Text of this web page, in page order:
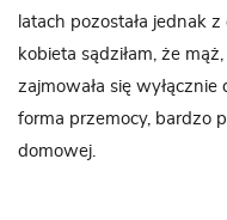
latach pozostała jednak
kobieta sądziłam, że
zajmowała się
forma przemocy, bardzo
domowej.